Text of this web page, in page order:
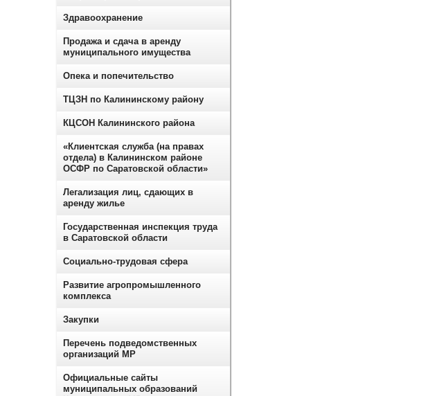
Здравоохранение
Продажа и сдача в аренду
муниципального имущества
Опека и попечительство
ТЦЗН по Калининскому району
КЦСОН Калининского района
«Клиентская служба (на правах
отдела) в Калининском районе
ОСФР по Саратовской области»
Легализация лиц, сдающих в
аренду жилье
Государственная инспекция труда
в Саратовской области
Социально-трудовая сфера
Развитие агропромышленного
комплекса
Закупки
Перечень подведомственных
организаций МР
Официальные сайты
муниципальных образований